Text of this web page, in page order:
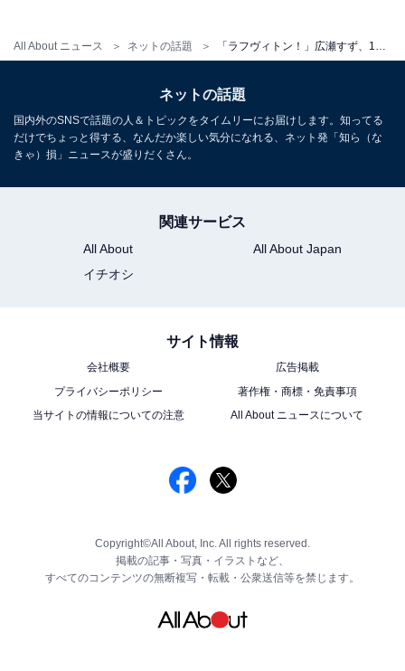
All About ニュース ネットの話題 「ラフヴィトン！」広瀬すず、1カ月以上ぶりにインスタ更新！ ラフな着こなしに「間違いなく日本一美人」
ネットの話題
国内外のSNSで話題の人＆トピックをタイムリーにお届けします。知ってる
だけでちょっと得する、なんだか楽しい気分になれる、ネット発「知ら（な
きゃ）損」ニュースが盛りだくさん。
関連サービス
All About
All About Japan
イチオシ
サイト情報
会社概要
広告掲載
プライバシーポリシー
著作権・商標・免責事項
当サイトの情報についての注意
All About ニュースについて
Copyright©All About, Inc. All rights reserved.
掲載の記事・写真・イラストなど、
すべてのコンテンツの無断複写・転載・公衆送信等を禁じます。